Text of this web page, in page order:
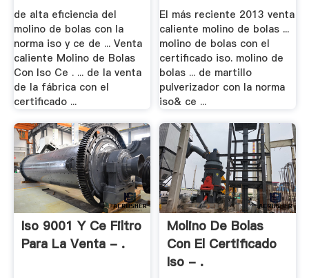
de alta eficiencia del
molino de bolas con la
norma iso y ce de ... Venta
caliente Molino de Bolas
Con Iso Ce . ... de la venta
de la fábrica con el
certificado ...
El más reciente 2013 venta
caliente molino de bolas ...
molino de bolas con el
certificado iso. molino de
bolas ... de martillo
pulverizador con la norma
iso& ce ...
Iso 9001 Y Ce Filtro
Para La Venta - .
Molino De Bolas
Con El Certificado
Iso - .